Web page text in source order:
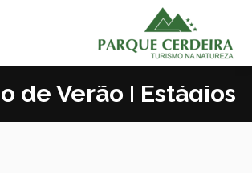
de Verão | Estágios